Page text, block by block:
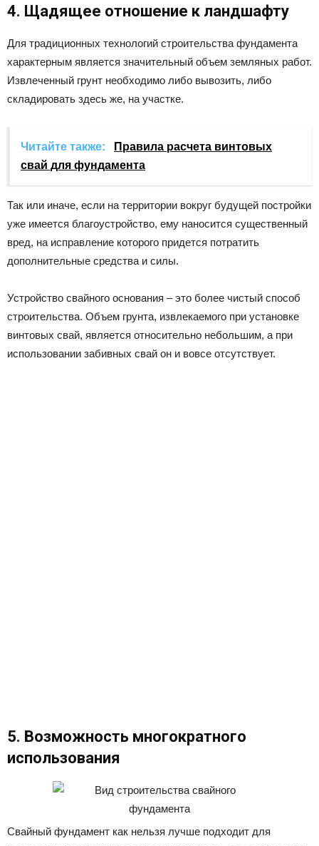
4. Щадящее отношение к ландшафту
Для традиционных технологий строительства фундамента
характерным является значительный объем земляных работ.
Извлеченный грунт необходимо либо вывозить, либо
складировать здесь же, на участке.
Читайте также:
Правила расчета винтовых
свай для фундамента
Так или иначе, если на территории вокруг будущей постройки
уже имеется благоустройство, ему наносится существенный
вред, на исправление которого придется потратить
дополнительные средства и силы.
Устройство свайного основания – это более чистый способ
строительства. Объем грунта, извлекаемого при установке
винтовых свай, является относительно небольшим, а при
использовании забивных свай он и вовсе отсутствует.
5. Возможность многократного
использования
Свайный фундамент как нельзя лучше подходит для